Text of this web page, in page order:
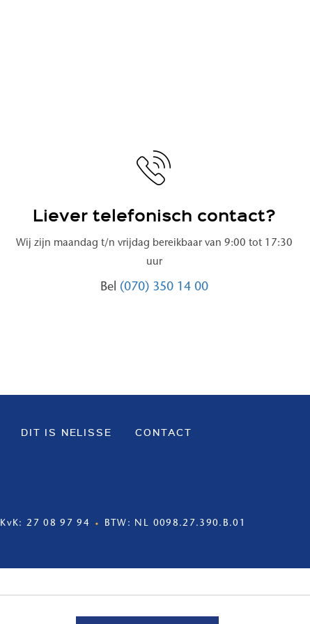
Liever telefonisch contact?
Wij zijn maandag t/n vrijdag bereikbaar van 9:00 tot 17:30
uur
Bel (070) 350 14 00
DIT IS NELISSE CONTACT
KvK: 27 08 97 94 BTW: NL 0098.27.390.B.01